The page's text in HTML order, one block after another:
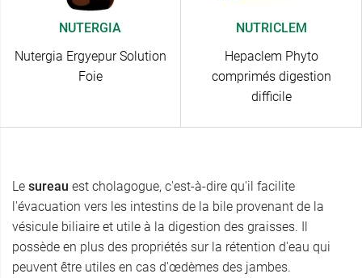
NUTERGIA
Nutergia Ergyepur Solution
Foie
NUTRICLEM
Hepaclem Phyto
comprimés digestion
difficile
Le sureau est cholagogue, c'est-à-dire qu'il facilite
l'évacuation vers les intestins de la bile provenant de la
vésicule biliaire et utile à la digestion des graisses. Il
possède en plus des propriétés sur la rétention d'eau qui
peuvent être utiles en cas d'œdèmes des jambes.